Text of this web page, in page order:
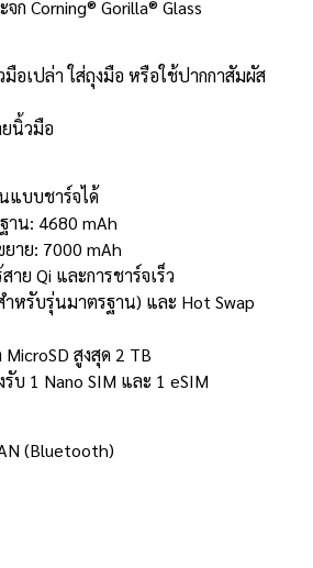
ก Corning® Gorilla® Glass
อเปล่า ใส่ถุงมือ หรือใช้ปากกาสัมผัส
นิ้วมือ
แบบชาร์จได้
าน: 4680 mAh
าย: 7000 mAh
าย Qi และการชาร์จเร็ว
ำหรับรุ่นมาตรฐาน) และ Hot Swap
สูงสุด 2 TB
บ 1 Nano SIM และ 1 eSIM
(Bluetooth)